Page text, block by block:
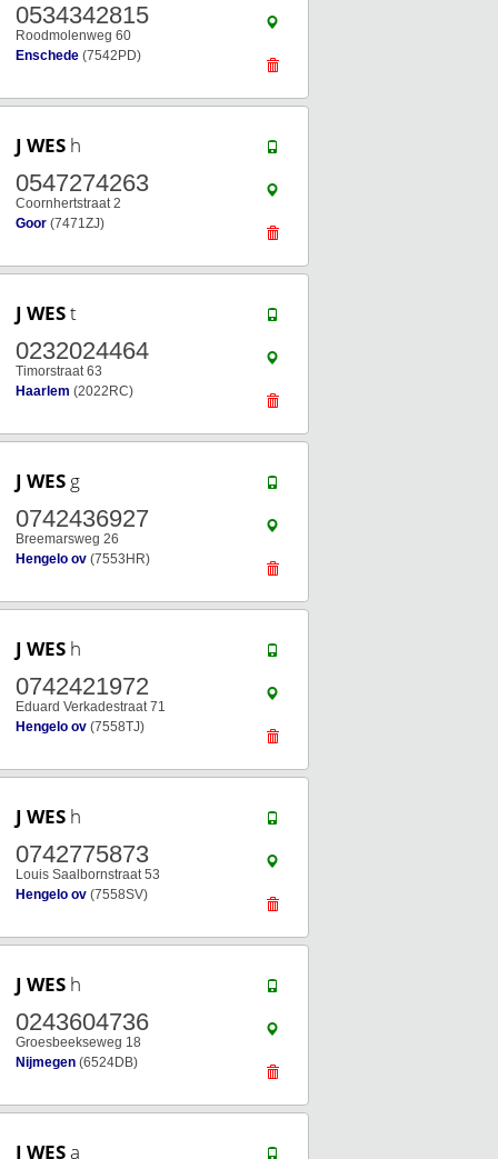
0534342815
Roodmolenweg 60
Enschede (7542PD)
J WES h
0547274263
Coornhertstraat 2
Goor (7471ZJ)
J WESt
0232024464
Timorstraat 63
Haarlem (2022RC)
J WES g
0742436927
Breemarsweg 26
Hengelo ov (7553HR)
J WES h
0742421972
Eduard Verkadestraat 71
Hengelo ov (7558TJ)
J WES h
0742775873
Louis Saalbornstraat 53
Hengelo ov (7558SV)
J WES h
0243604736
Groesbeekseweg 18
Nijmegen (6524DB)
J WESa